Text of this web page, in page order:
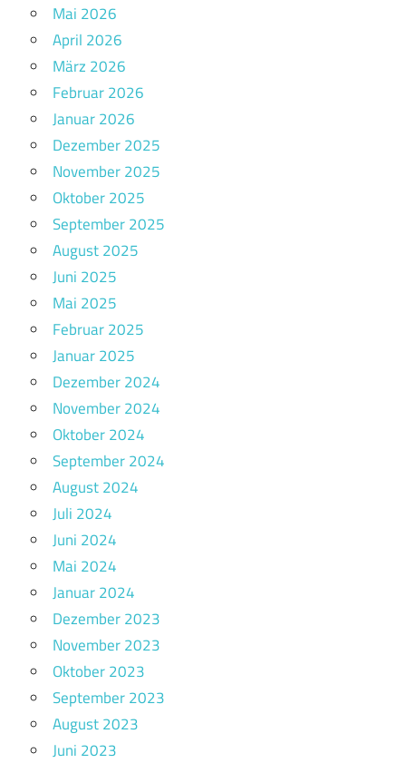
Mai 2026
April 2026
März 2026
Februar 2026
Januar 2026
Dezember 2025
November 2025
Oktober 2025
September 2025
August 2025
Juni 2025
Mai 2025
Februar 2025
Januar 2025
Dezember 2024
November 2024
Oktober 2024
September 2024
August 2024
Juli 2024
Juni 2024
Mai 2024
Januar 2024
Dezember 2023
November 2023
Oktober 2023
September 2023
August 2023
Juni 2023